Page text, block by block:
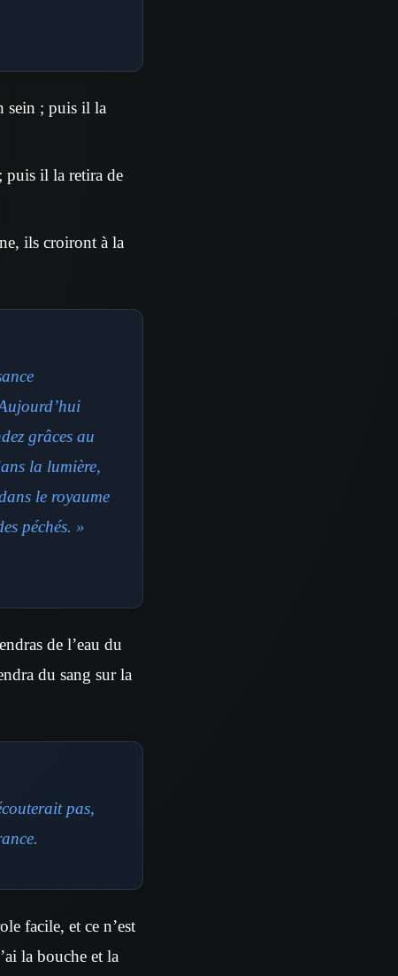
sein ; puis il la
puis il la retira de
ils croiront à la
grâces au
la lumière,
le royaume
péchés. »
de l’eau du
du sang sur la
pas,
facile, et ce n’est
la bouche et la